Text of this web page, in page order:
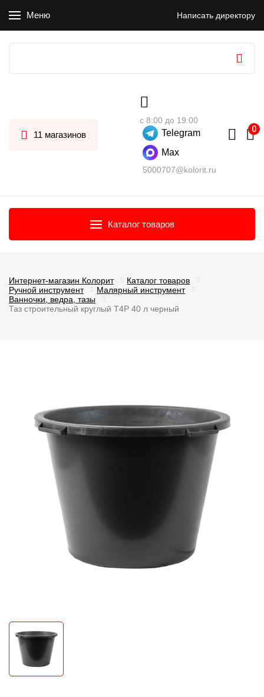
Меню Написать директору
11 магазинов
с 8:00 до 19:00
Telegram
Max
5000707@kolorit.ru
Каталог товаров
Интернет-магазин Колорит
Каталог товаров
Ручной инструмент
Малярный инструмент
Ванночки, ведра, тазы
Таз строительный круглый T4P 40 л черный